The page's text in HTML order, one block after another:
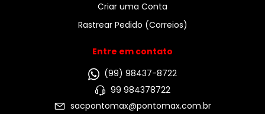
Criar uma Conta
Rastrear Pedido (Correios)
Entre em contato
(99) 98437-8722
99 984378722
sacpontomax@pontomax.com.br